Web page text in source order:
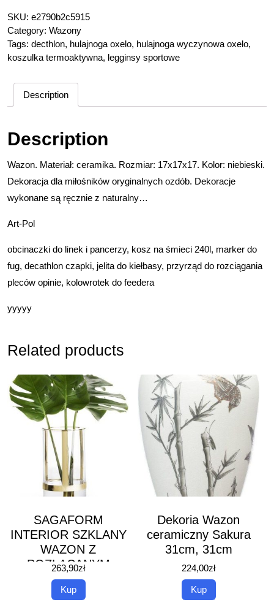
SKU: e2790b2c5915
Category: Wazony
Tags: decthlon, hulajnoga oxelo, hulajnoga wyczynowa oxelo,
koszulka termoaktywna, legginsy sportowe
Description
Description
Wazon. Materiał: ceramika. Rozmiar: 17x17x17. Kolor: niebieski.
Dekoracja dla miłośników oryginalnych ozdób. Dekoracje
wykonane są ręcznie z naturalny…
Art-Pol
obcinaczki do linek i pancerzy, kosz na śmieci 240l, marker do
fug, decathlon czapki, jelita do kiełbasy, przyrząd do rozciągania
pleców opinie, kolowrotek do feedera
yyyyy
Related products
SAGAFORM
INTERIOR SZKLANY
WAZON Z
POZŁACANYM
ELEMENTEM / 11 X
20 CM
263,90zł
Kup
Dekoria Wazon
ceramiczny Sakura
31cm, 31cm
224,00zł
Kup